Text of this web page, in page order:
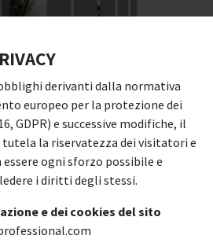
derivanti dalla normativa
europeo per la protezione dei
GDPR) e successive modifiche, il
la riservatezza dei visitatori e
ogni sforzo possibile e
i diritti degli stessi.
e dei cookies del sito